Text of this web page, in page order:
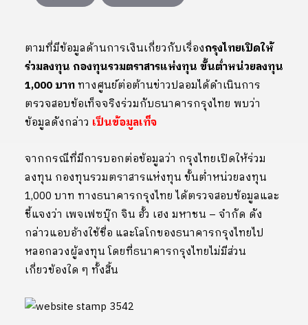
ตามที่มีข้อมูลด้านการเงินเกี่ยวกับเรื่องกรุงไทยเปิดให้
ร่วมลงทุน กองทุนรวมตราสารแห่งทุน ขั้นต่ำหน่วยลงทุน
1,000 บาททางศูนย์ต่อต้านข่าวปลอมได้ดำเนินการ
ตรวจสอบข้อเท็จจริงร่วมกับธนาคารกรุงไทย พบว่า
ข้อมูลดังกล่าว เป็นข้อมูลเท็จ
จากกรณีที่มีการบอกต่อข้อมูลว่า กรุงไทยเปิดให้ร่วม
ลงทุน กองทุนรวมตราสารแห่งทุน ขั้นต่ำหน่วยลงทุน
1,000 บาท ทางธนาคารกรุงไทย ได้ตรวจสอบข้อมูลและ
ชี้แจงว่า เพจเฟซบุ๊ก จิน ฮั้ว เฮง มหาชน – จำกัด ดัง
กล่าวแอบอ้างใช้ชื่อ และโลโกของธนาคารกรุงไทยไป
หลอกลวงผู้ลงทุน โดยที่ธนาคารกรุงไทยไม่มีส่วน
เกี่ยวข้องใด ๆ ทั้งสิ้น